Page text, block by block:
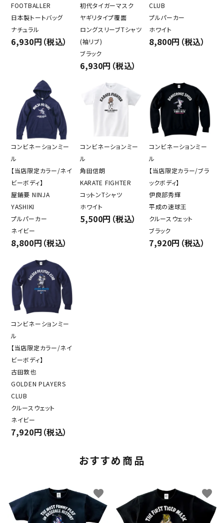
FOOTBALLER
日本製トートバッグ
ナチュラル
6,930円（税込）
初代タイガーマスク
ヤギリタイプ覆面
ロングスリーブTシャツ
(袖リブ)
ブラック
6,930円（税込）
CLUB
プルパーカー
ホワイト
8,800円（税込）
コンビネーションミー
ル
【当店限定カラー/ネイ
ビーボディ】
屋鋪要 NINJA
YASHIKI
プルパーカー
ネイビー
8,800円（税込）
コンビネーションミー
ル
角田信朗
KARATE FIGHTER
コットンTシャツ
ホワイト
5,500円（税込）
コンビネーションミー
ル
【当店限定カラー/ブラ
ックボディ】
伊良部秀輝
平成の速球王
クルースウェット
ブラック
7,920円（税込）
コンビネーションミー
ル
【当店限定カラー/ネイ
ビーボディ】
古田敦也
GOLDEN PLAYERS
CLUB
クルースウェット
ネイビー
7,920円（税込）
おすすめ商品
favorite favorite